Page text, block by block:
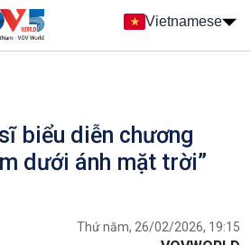
Vietnamese
biểu diễn chương
dưới ánh mặt trời”
Thứ năm, 26/02/2026, 19:15